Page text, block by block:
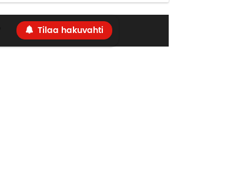
Tilaa hakuvahti